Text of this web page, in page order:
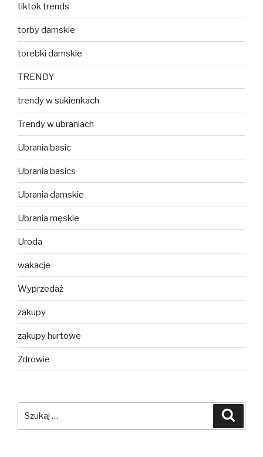
tiktok trends
torby damskie
torebki damskie
TRENDY
trendy w sukienkach
Trendy w ubraniach
Ubrania basic
Ubrania basics
Ubrania damskie
Ubrania męskie
Uroda
wakacje
Wyprzedaż
zakupy
zakupy hurtowe
Zdrowie